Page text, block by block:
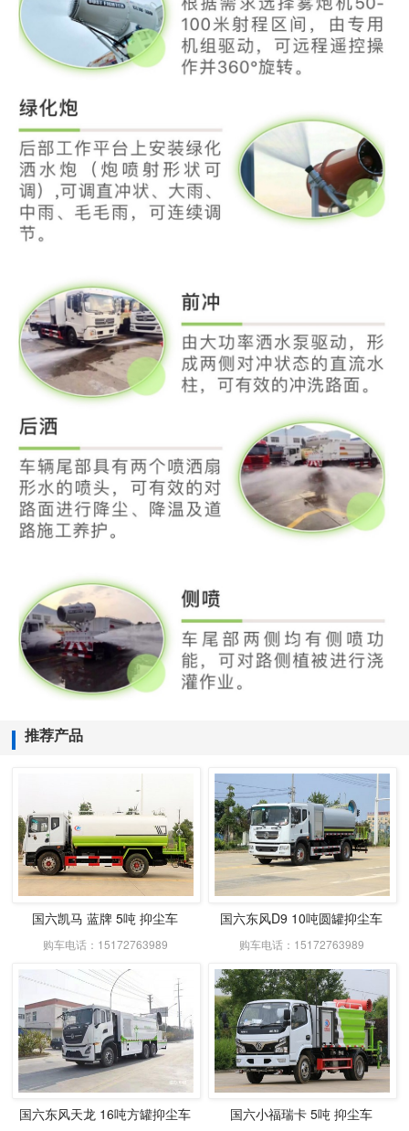
推荐产品
国六凯马 蓝牌 5吨 抑尘车
购车电话：15172763989
国六东风D9 10吨圆罐抑尘车
购车电话：15172763989
国六东风天龙 16吨方罐抑尘车 国六小福瑞卡 5吨 抑尘车